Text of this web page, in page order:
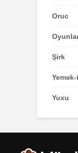
Oruc
Şirk
Yuxu